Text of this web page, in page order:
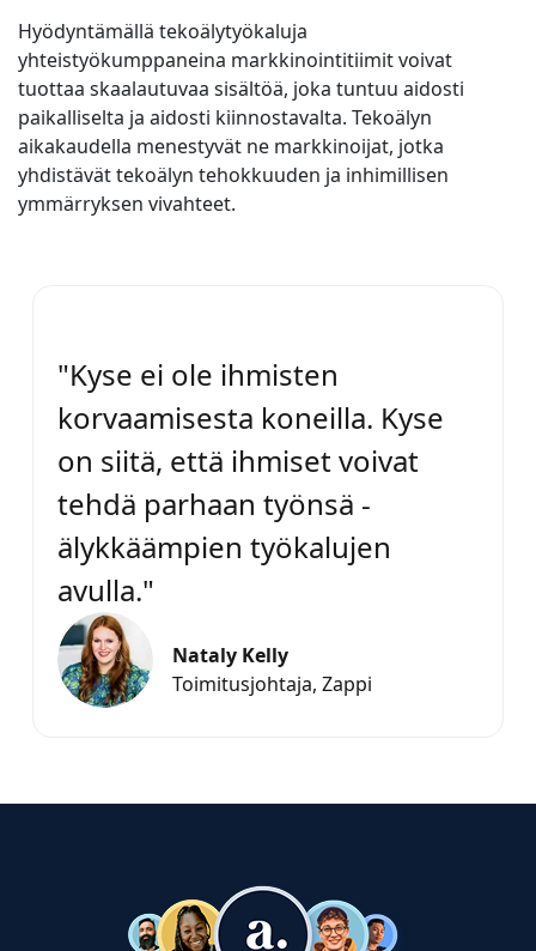
Hyödyntämällä tekoälytyökaluja
yhteistyökumppaneina markkinointitiimit voivat
tuottaa skaalautuvaa sisältöä, joka tuntuu aidosti
paikalliselta ja aidosti kiinnostavalta. Tekoälyn
aikakaudella menestyvät ne markkinoijat, jotka
yhdistävät tekoälyn tehokkuuden ja inhimillisen
ymmärryksen vivahteet.
"Kyse ei ole ihmisten
korvaamisesta koneilla. Kyse
on siitä, että ihmiset voivat
tehdä parhaan työnsä -
älykkäämpien työkalujen
avulla."
Nataly Kelly
Toimitusjohtaja, Zappi